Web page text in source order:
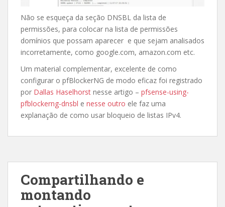
Não se esqueça da seção DNSBL da lista de
permissões, para colocar na lista de permissões
domínios que possam aparecer e que sejam analisados
​​incorretamente, como google.com, amazon.com etc.
Um material complementar, excelente de como
configurar o pfBlockerNG de modo eficaz foi registrado
por Dallas Haselhorst nesse artigo – pfsense-using-
pfblockerng-dnsbl e nesse outro ele faz uma
explanação de como usar bloqueio de listas IPv4.
Compartilhando e
montando